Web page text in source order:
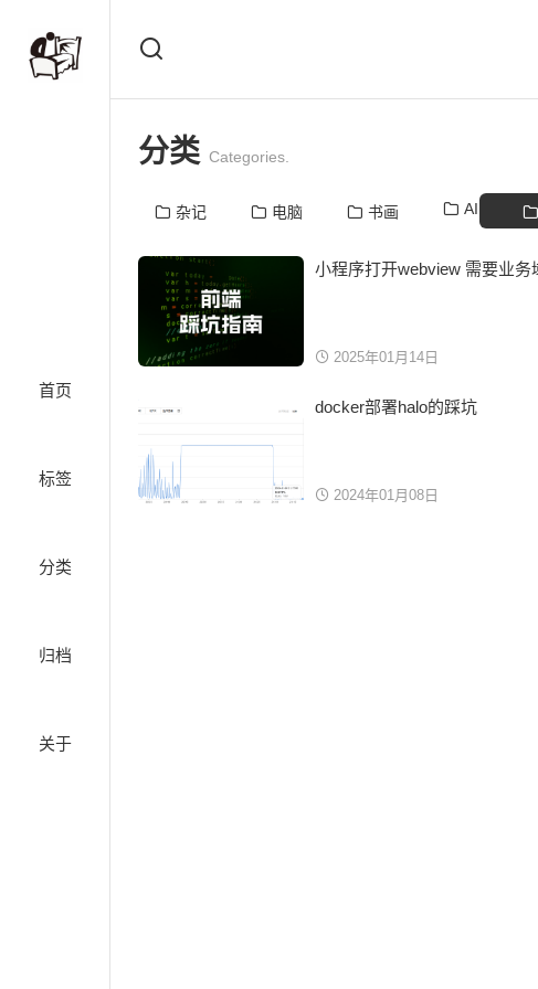
首页
标签
分类
归档
关于
分类 Categories.
杂记 电脑 书画 AI
小程序打开webview 需要业务
2025年01月14日
docker部署halo的踩坑
2024年01月08日